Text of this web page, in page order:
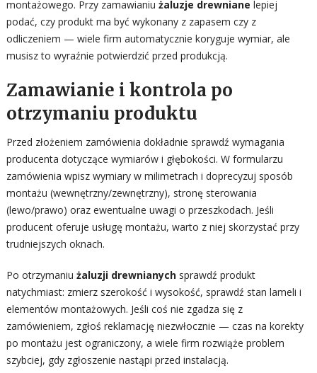
montażowego. Przy zamawianiu żaluzje drewniane lepiej
podać, czy produkt ma być wykonany z zapasem czy z
odliczeniem — wiele firm automatycznie koryguje wymiar, ale
musisz to wyraźnie potwierdzić przed produkcją.
Zamawianie i kontrola po
otrzymaniu produktu
Przed złożeniem zamówienia dokładnie sprawdź wymagania
producenta dotyczące wymiarów i głębokości. W formularzu
zamówienia wpisz wymiary w milimetrach i doprecyzuj sposób
montażu (wewnętrzny/zewnętrzny), stronę sterowania
(lewo/prawo) oraz ewentualne uwagi o przeszkodach. Jeśli
producent oferuje usługę montażu, warto z niej skorzystać przy
trudniejszych oknach.
Po otrzymaniu żaluzji drewnianychsprawdź produkt
natychmiast: zmierz szerokość i wysokość, sprawdź stan lameli i
elementów montażowych. Jeśli coś nie zgadza się z
zamówieniem, zgłoś reklamację niezwłocznie — czas na korekty
po montażu jest ograniczony, a wiele firm rozwiąże problem
szybciej, gdy zgłoszenie nastąpi przed instalacją.